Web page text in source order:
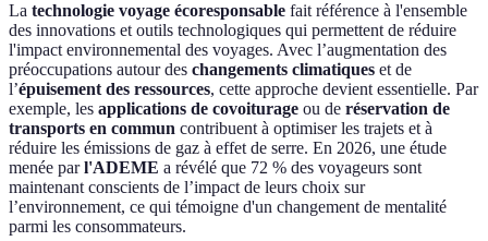
La technologie voyage écoresponsable fait référence à l'ensemble
des innovations et outils technologiques qui permettent de réduire
l'impact environnemental des voyages. Avec l’augmentation des
préoccupations autour des changements climatiques et de
l’épuisement des ressources, cette approche devient essentielle. Par
exemple, les applications de covoiturage ou de réservation de
transports en commun contribuent à optimiser les trajets et à
réduire les émissions de gaz à effet de serre. En 2026, une étude
menée parl'ADEME a révélé que 72 % des voyageurs sont
maintenant conscients de l’impact de leurs choix sur
l’environnement, ce qui témoigne d'un changement de mentalité
parmi les consommateurs.